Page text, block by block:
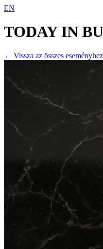
EN
TODAY IN
← Vissza az összes eseményhez